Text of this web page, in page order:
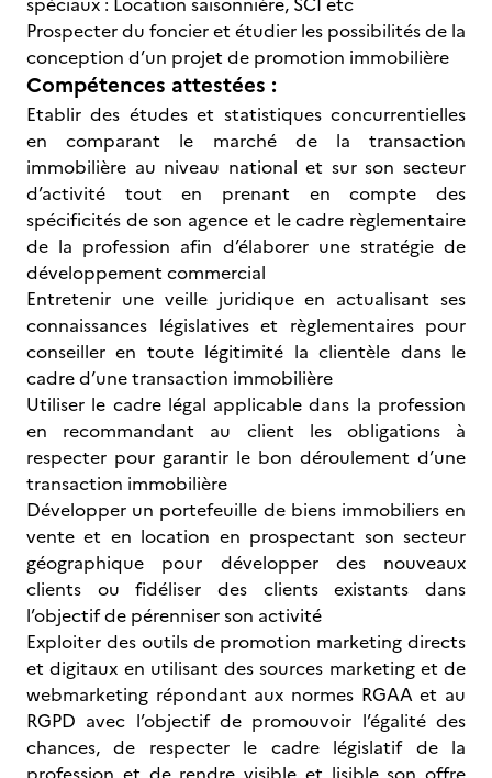
Prospecter du foncier et étudier les possibilités de la
conception d’un projet de promotion immobilière
Compétences attestées :
Etablir des études et statistiques concurrentielles
en comparant le marché de la transaction
immobilière au niveau national et sur son secteur
d’activité tout en prenant en compte des
spécificités de son agence et le cadre règlementaire
de la profession afin d’élaborer une stratégie de
développement commercial
Entretenir une veille juridique en actualisant ses
connaissances législatives et règlementaires pour
conseiller en toute légitimité la clientèle dans le
cadre d’une transaction immobilière
Utiliser le cadre légal applicable dans la profession
en recommandant au client les obligations à
respecter pour garantir le bon déroulement d’une
transaction immobilière
Développer un portefeuille de biens immobiliers en
vente et en location en prospectant son secteur
géographique pour développer des nouveaux
clients ou fidéliser des clients existants dans
l’objectif de pérenniser son activité
Exploiter des outils de promotion marketing directs
et digitaux en utilisant des sources marketing et de
webmarketing répondant aux normes RGAA et au
RGPD avec l’objectif de promouvoir l’égalité des
chances, de respecter le cadre législatif de la